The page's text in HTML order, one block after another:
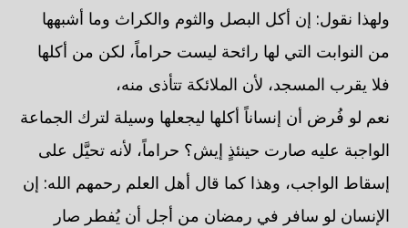
ولهذا نقول: إن أكل البصل والثوم والكراث وما أشبهها
من النوابت التي لها رائحة ليست حراماً، لكن من أكلها
فلا يقرب المسجد، لأن الملائكة تتأذى منه،
نعم لو فُرض أن إنساناً أكلها ليجعلها وسيلة لترك الجماعة
الواجبة عليه صارت حينئذٍ إيش؟ حراماً، لأنه تحيَّل على
إسقاط الواجب، وهذا كما قال أهل العلم رحمهم الله: إن
الإنسان لو سافر في رمضان من أجل أن يُفطر صار